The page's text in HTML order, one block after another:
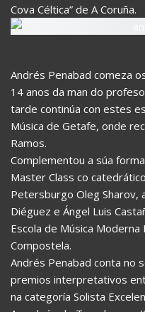
Cova Céltica” de A Coruña.
Andrés Penabad comeza
14 anos da man do
tarde continúa con estes
Música de Getafe, onde
Ramos.
Complementou a súa
Master Class co
Petersburgo Oleg Sharov,
Diéguez e Ángel Luis
Escola de Música Moderna
Compostela.
Andrés Penabad conta no
premios interpretativos
na categoría Solista